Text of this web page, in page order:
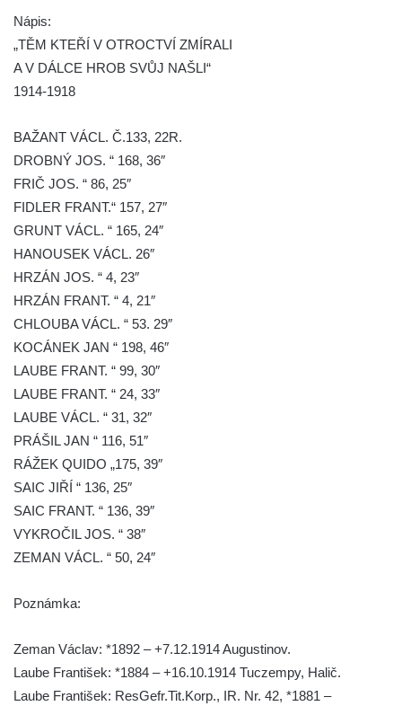
Kenotaf Jana Mojžiše na hřbitově ve
Velešíně
Kenotaf Josefa Jílka na hřbitově ve
Hrob Jana Foitla na hřbitově ve Velešíně
Hrob Ludvíka Tůmy na hřbitově ve Velešíně
Pomník obětem 2. světové války na hřbitově
u kostela svatého Václava ve Velešíně
Pamětní deska 240 MILES TO FREEDOM u
pomníku obětem válek na náměstí J. V.
Kamarýta ve Velešíně
Pomník obětem 1. a 2. světové války na
náměstí J. V. Kamarýta ve Velešíně
Pomník obětem 1. a 2. světové války v
Římově
hřbitově v Římově
Pomník obětem 1. světové války v Dolním
Předoníně
Pomník obětem 2. světové války v Plavu
Plavu
Dolním Podluží
Nápis:
„TĚM KTEŘÍ V OTROCTVÍ ZMÍRALI
A V DÁLCE HROB SVŮJ NAŠLI“
1914-1918
BAŽANT VÁCL. Č.133, 22R.
DROBNÝ JOS. “ 168, 36″
FRIČ JOS. “ 86, 25″
FIDLER FRANT.“ 157, 27″
GRUNT VÁCL. “ 165, 24″
HANOUSEK VÁCL. 26″
HRZÁN JOS. “ 4, 23″
HRZÁN FRANT. “ 4, 21″
CHLOUBA VÁCL. “ 53. 29″
KOCÁNEK JAN “ 198, 46″
LAUBE FRANT. “ 99, 30″
LAUBE FRANT. “ 24, 33″
LAUBE VÁCL. “ 31, 32″
PRÁŠIL JAN “ 116, 51″
RÁŽEK QUIDO „175, 39″
SAIC JIŘÍ “ 136, 25″
SAIC FRANT. “ 136, 39″
VYKROČIL JOS. “ 38″
ZEMAN VÁCL. “ 50, 24″
Poznámka:
Zeman Václav: *1892 – +7.12.1914 Augustinov.
Laube František: *1884 – +16.10.1914 Tuczempy, Halič.
Laube František: ResGefr.Tit.Korp., IR. Nr. 42, *1881 –